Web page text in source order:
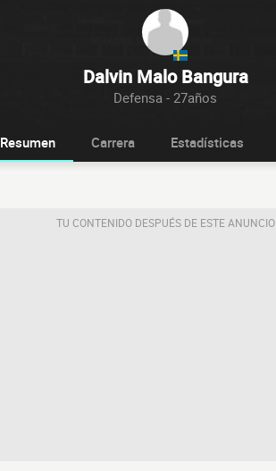
Dalvin Malo Bangura
Defensa - 27años
Resumen Carrera Estadísticas
TU CONTENIDO DESPUÉS DE ESTE ANUNCIO